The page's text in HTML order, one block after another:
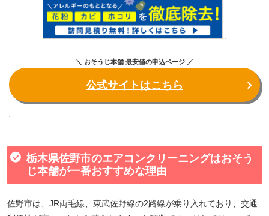
＼ おそうじ本舗 最安値の申込ページ ／
公式サイトはこちら
栃木県佐野市のエアコンクリーニングはおそう
じ本舗が一番おすすめな理由
佐野市は、JR両毛線、東武佐野線の2路線が乗り入れており、交通